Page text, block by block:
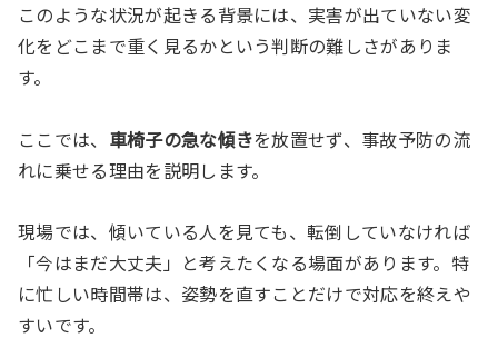
このような状況が起きる背景には、実害が出ていない変
化をどこまで重く見るかという判断の難しさがありま
す。
ここでは、 車椅子の急な傾きを放置せず、事故予防の流
れに乗せる理由を説明します。
現場では、傾いている人を見ても、転倒していなければ
「今はまだ大丈夫」と考えたくなる場面があります。特
に忙しい時間帯は、姿勢を直すことだけで対応を終えや
すいです。